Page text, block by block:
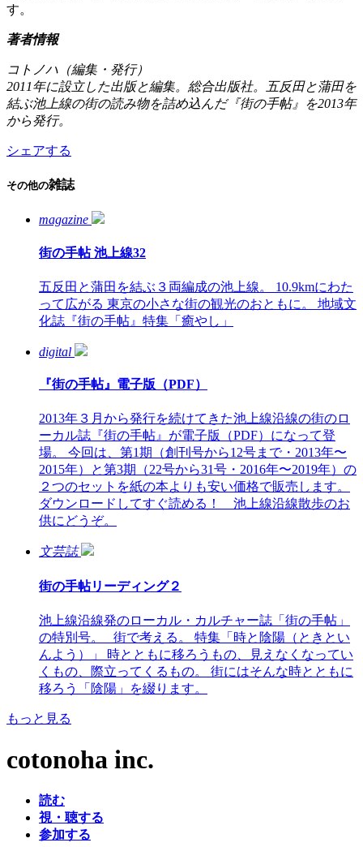
す。
著者情報
コトノハ（編集・発行）
2011年に設立した出版と編集。総合出版社。五反田と蒲田を
結ぶ池上線の街の読み物を詰め込んだ『街の手帖』を2013年
から発行。
シェアする
その他の雑誌
magazine
街の手帖 池上線32
五反田と蒲田を結ぶ３両編成の池上線。 10.9kmにわた
って広がる 東京の小さな街の観光のおともに。 地域文
化誌『街の手帖』特集「癒やし」
digital
『街の手帖』電子版（PDF）
2013年３月から発行を続けてきた池上線沿線の街のロ
ーカル誌『街の手帖』が電子版（PDF）になって登
場。 今回は、第1期（創刊号から12号まで・2013年〜
2015年）と第3期（22号から31号・2016年〜2019年）の
２つのセットを紙の本よりも安い価格で販売します。
ダウンロードしてすぐ読める！ 池上線沿線散歩のお
供にどうぞ。
文芸誌
街の手帖リーディング２
池上線沿線発のローカル・カルチャー誌「街の手帖」
の特別号。 街で考える。 特集「時と陰陽（ときとい
んよう）」 時とともに移ろうもの、見えなくなってい
くもの、際立ってくるもの。 街にはそんな時とともに
移ろう「陰陽」を綴ります。
もっと見る
cotonoha inc.
読む
視・聴する
参加する